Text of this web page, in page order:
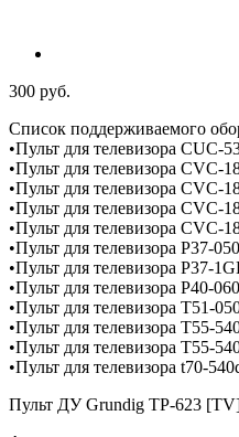
300 руб.
Список поддерживаемого
•Пульт для телевизора CUC-
•Пульт для телевизора CVC-
•Пульт для телевизора CVC-
•Пульт для телевизора CVC-
•Пульт для телевизора CVC-
•Пульт для телевизора P37-050
•Пульт для телевизора P37-
•Пульт для телевизора P40-060
•Пульт для телевизора T51-
•Пульт для телевизора T55-
•Пульт для телевизора T55-
•Пульт для телевизора t70-
Пульт ДУ Grundig TP-623 [TV]